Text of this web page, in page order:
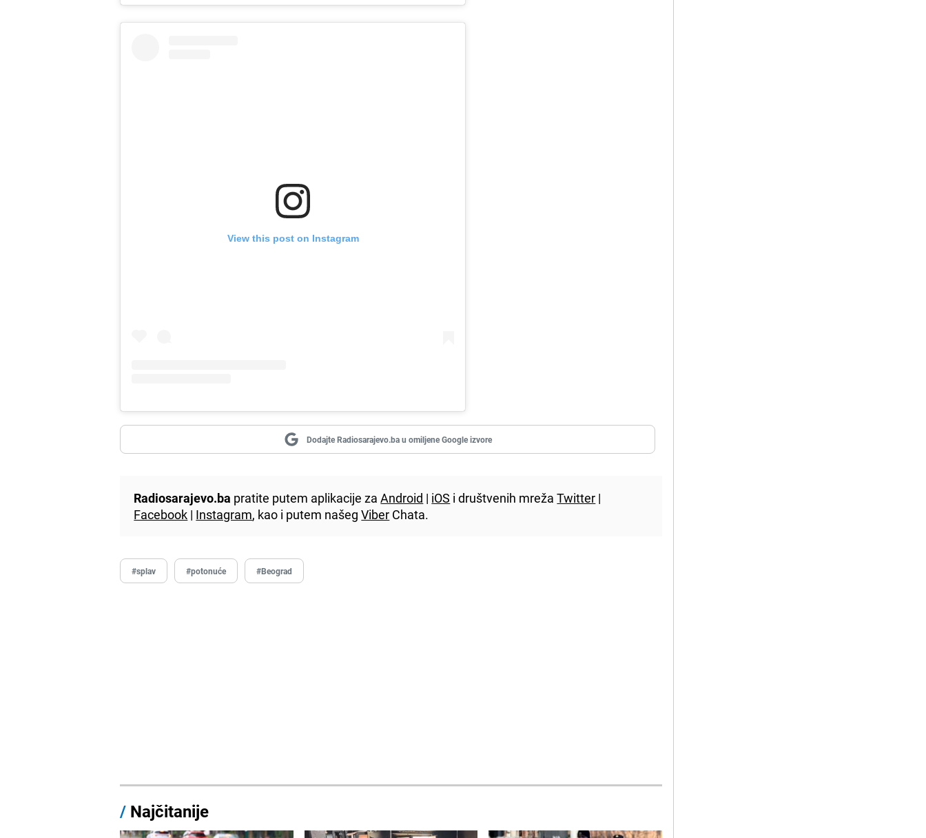
View this post on Instagram
Dodajte Radiosarajevo.ba u omiljene Google izvore
Radiosarajevo.ba pratite putem aplikacije zaAndroid | iOS i društvenih mrežaTwitter |
Facebook | Instagram, kao i putem našegViber Chata.
#splav #potonuće #Beograd
/ Najčitanije